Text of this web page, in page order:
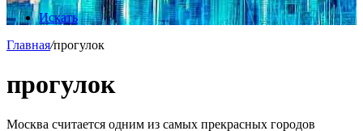
Искать
Главная/прогулок
прогулок
Москва считается одним из самых прекрасных городов